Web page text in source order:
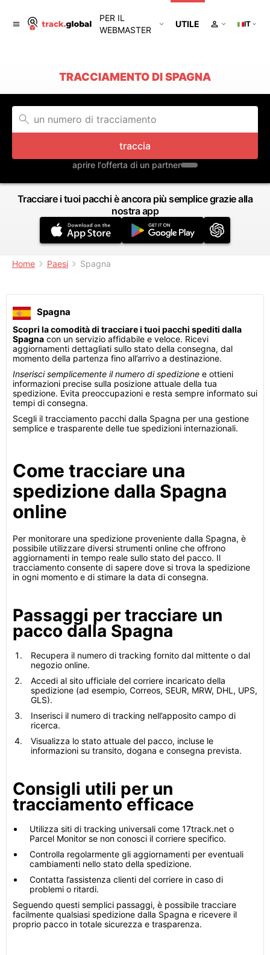
PER IL
WEBMASTER
UTILE IT
TRACCIAMENTO DI SPAGNA
traccia
aprire l'offerta di un partner
Tracciare i tuoi pacchi è ancora più semplice grazie alla
nostra app
Home Paesi Spagna
Spagna
Scopri la comodità di tracciare i tuoi pacchi spediti dalla
Spagna con un servizio affidabile e veloce. Ricevi
aggiornamenti dettagliati sullo stato della consegna, dal
momento della partenza fino all’arrivo a destinazione.
Inserisci semplicemente il numero di spedizione e ottieni
informazioni precise sulla posizione attuale della tua
spedizione. Evita preoccupazioni e resta sempre informato sui
tempi di consegna.
Scegli il tracciamento pacchi dalla Spagna per una gestione
semplice e trasparente delle tue spedizioni internazionali.
Come tracciare una
spedizione dalla Spagna
online
Per monitorare una spedizione proveniente dalla Spagna, è
possibile utilizzare diversi strumenti online che offrono
aggiornamenti in tempo reale sullo stato del pacco. Il
tracciamento consente di sapere dove si trova la spedizione
in ogni momento e di stimare la data di consegna.
Passaggi per tracciare un
pacco dalla Spagna
Recupera il numero di tracking fornito dal mittente o dal
negozio online.
Accedi al sito ufficiale del corriere incaricato della
spedizione (ad esempio, Correos, SEUR, MRW, DHL, UPS,
GLS).
Inserisci il numero di tracking nell’apposito campo di
ricerca.
Visualizza lo stato attuale del pacco, incluse le
informazioni su transito, dogana e consegna prevista.
Consigli utili per un
tracciamento efficace
Utilizza siti di tracking universali come 17track.net o
Parcel Monitor se non conosci il corriere specifico.
Controlla regolarmente gli aggiornamenti per eventuali
cambiamenti nello stato della spedizione.
Contatta l’assistenza clienti del corriere in caso di
problemi o ritardi.
Seguendo questi semplici passaggi, è possibile tracciare
facilmente qualsiasi spedizione dalla Spagna e ricevere il
proprio pacco in totale sicurezza e trasparenza.